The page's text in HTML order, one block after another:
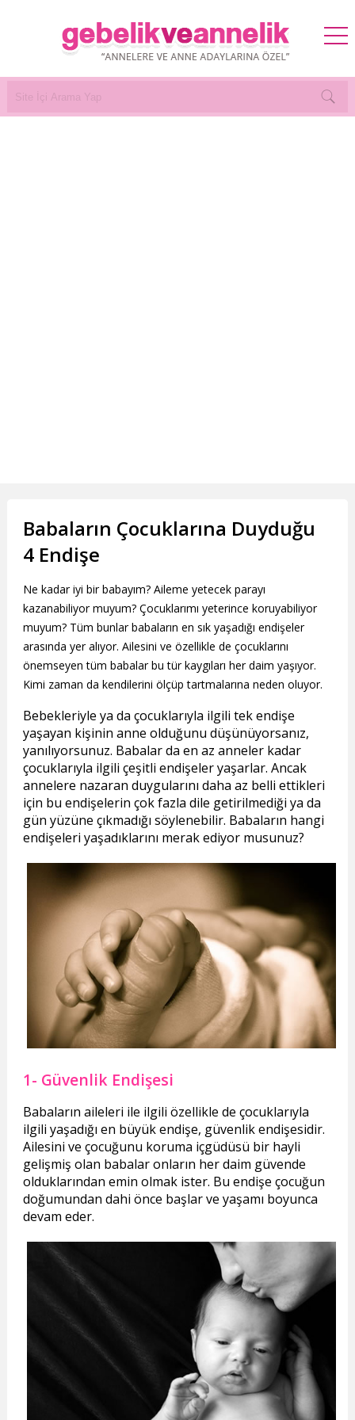
Babaların Çocuklarına Duyduğu
4 Endişe
Ne kadar iyi bir babayım? Aileme yetecek parayı
kazanabiliyor muyum? Çocuklarımı yeterince koruyabiliyor
muyum? Tüm bunlar babaların en sık yaşadığı endişeler
arasında yer alıyor. Ailesini ve özellikle de çocuklarını
önemseyen tüm babalar bu tür kaygıları her daim yaşıyor.
Kimi zaman da kendilerini ölçüp tartmalarına neden oluyor.
Bebekleriyle ya da çocuklarıyla ilgili tek endişe
yaşayan kişinin anne olduğunu düşünüyorsanız,
yanılıyorsunuz. Babalar da en az anneler kadar
çocuklarıyla ilgili çeşitli endişeler yaşarlar. Ancak
annelere nazaran duygularını daha az belli ettikleri
için bu endişelerin çok fazla dile getirilmediği ya da
gün yüzüne çıkmadığı söylenebilir. Babaların hangi
endişeleri yaşadıklarını merak ediyor musunuz?
1- Güvenlik Endişesi
Babaların aileleri ile ilgili özellikle de çocuklarıyla
ilgili yaşadığı en büyük endişe, güvenlik endişesidir.
Ailesini ve çocuğunu koruma içgüdüsü bir hayli
gelişmiş olan babalar onların her daim güvende
olduklarından emin olmak ister. Bu endişe çocuğun
doğumundan dahi önce başlar ve yaşamı boyunca
devam eder.